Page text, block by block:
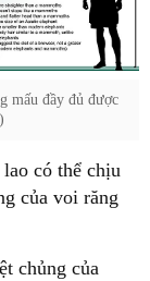
mấu đầy đủ được
có thể chịu
của voi răng
chủng của